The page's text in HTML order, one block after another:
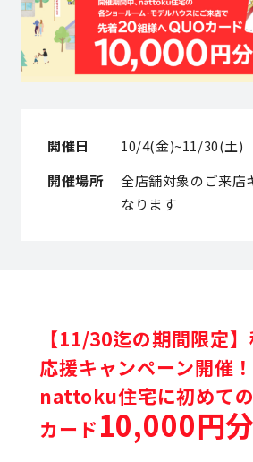
来店・見学
nattokuグループコーポレ
理想の暮らしを引き出すデザ
家具まで標準仕様の空間コ
開催日
10/4(金)~11/30(土)
開催場所
全店舗対象のご来店
なります
【11/30迄の期間限定
応援キャンペーン開催！
nattoku住宅に初めて
カード 10,000円